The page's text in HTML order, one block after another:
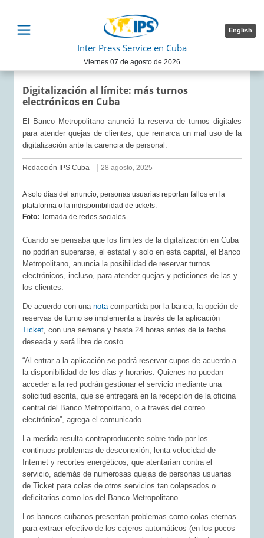
English
Inter Press Service en Cuba
Viernes 07 de agosto de 2026
Digitalización al límite: más turnos
electrónicos en Cuba
El Banco Metropolitano anunció la reserva de turnos digitales
para atender quejas de clientes, que remarca un mal uso de la
digitalización ante la carencia de personal.
Redacción IPS Cuba 28 agosto, 2025
A solo días del anuncio, personas usuarias reportan fallos en la
plataforma o la indisponibilidad de tickets.
Foto:Tomada de redes sociales
Cuando se pensaba que los límites de la digitalización en Cuba
no podrían superarse, el estatal y solo en esta capital, el Banco
Metropolitano, anuncia la posibilidad de reservar turnos
electrónicos, incluso, para atender quejas y peticiones de las y
los clientes.
De acuerdo con unanotacompartida por la banca, la opción de
reservas de turno se implementa a través de la aplicación
Ticket, con una semana y hasta 24 horas antes de la fecha
deseada y será libre de costo.
“Al entrar a la aplicación se podrá reservar cupos de acuerdo a
la disponibilidad de los días y horarios. Quienes no puedan
acceder a la red podrán gestionar el servicio mediante una
solicitud escrita, que se entregará en la recepción de la oficina
central del Banco Metropolitano, o a través del correo
electrónico”, agrega el comunicado.
La medida resulta contraproducente sobre todo por los
continuos problemas de desconexión, lenta velocidad de
Internet y recortes energéticos, que atentarían contra el
servicio, además de numerosas quejas de personas usuarias
de Ticket para colas de otros servicios tan colapsados o
deficitarios como los del Banco Metropolitano.
Los bancos cubanos presentan problemas como colas eternas
para extraer efectivo de los cajeros automáticos (en los pocos